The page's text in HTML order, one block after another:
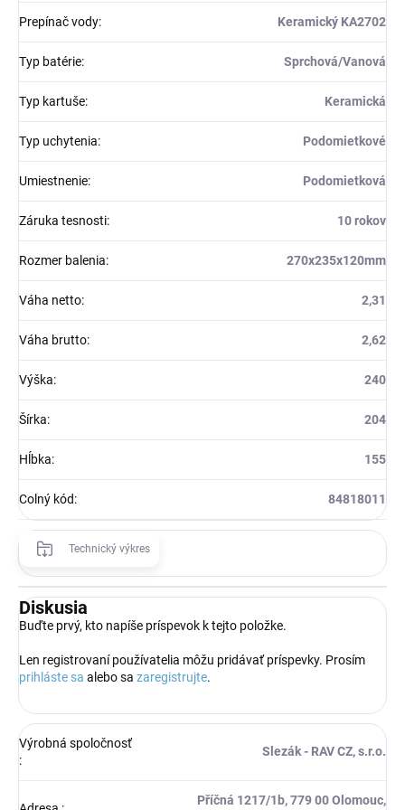
Prepínač vody: Keramický KA2702
Typ batérie: Sprchová/Vanová
Typ kartuše: Keramická
Typ uchytenia: Podomietkové
Umiestnenie: Podomietková
Záruka tesnosti: 10 rokov
Rozmer balenia: 270x235x120mm
Váha netto: 2,31
Váha brutto: 2,62
Výška: 240
Šírka: 204
Hĺbka: 155
Colný kód: 84818011
Technický výkres
Diskusia
Buďte prvý, kto napíše príspevok k tejto položke.
Len registrovaní používatelia môžu pridávať príspevky. Prosím
prihláste sa alebo sa zaregistrujte.
Výrobná spoločnosť
:
Slezák - RAV CZ, s.r.o.
Příčná 1217/1b, 779 00 Olomouc,